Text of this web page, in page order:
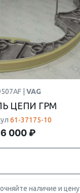
| VAG
ЦЕПИ ГРМ
61-37175-10
6 000 ₽
наличие и цену